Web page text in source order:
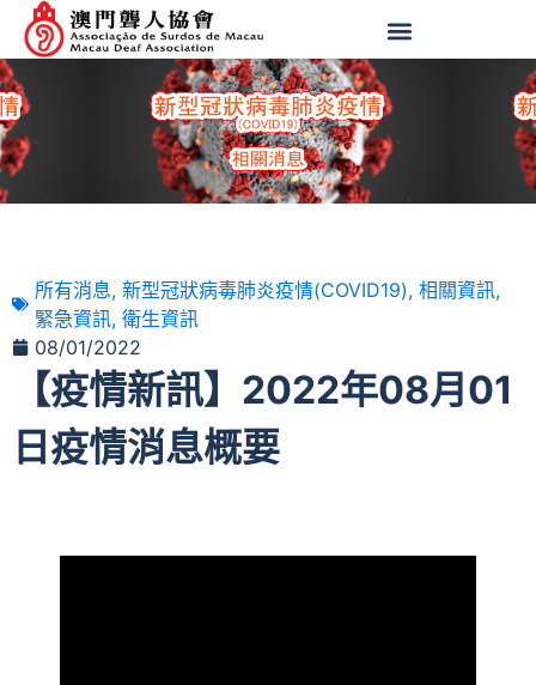
所有消息, 新型冠狀病毒肺炎疫情(COVID19), 相關資訊,
緊急資訊, 衛生資訊
08/01/2022
【疫情新訊】2022年08月01
日疫情消息概要